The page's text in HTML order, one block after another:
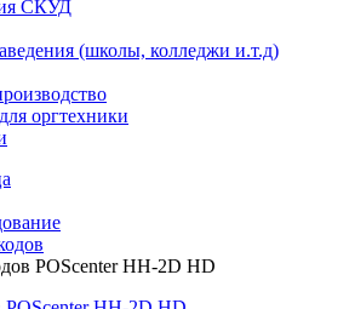
СКУД
(школы, колледжи и.т.д)
оргтехники
POScenter HH-2D HD